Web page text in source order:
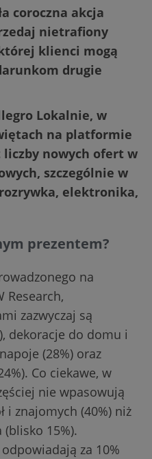
coroczna akcja
nietrafiony
klienci mogą
drugie
Lokalnie, w
na platformie
nowych ofert w
szczególnie w
elektronika,
prezentem?
na
Research,
zazwyczaj są
dekoracje do domu i
(28%) oraz
Co ciekawe, w
nie wpasowują
i znajomych (40%) niż
15%).
za 10%